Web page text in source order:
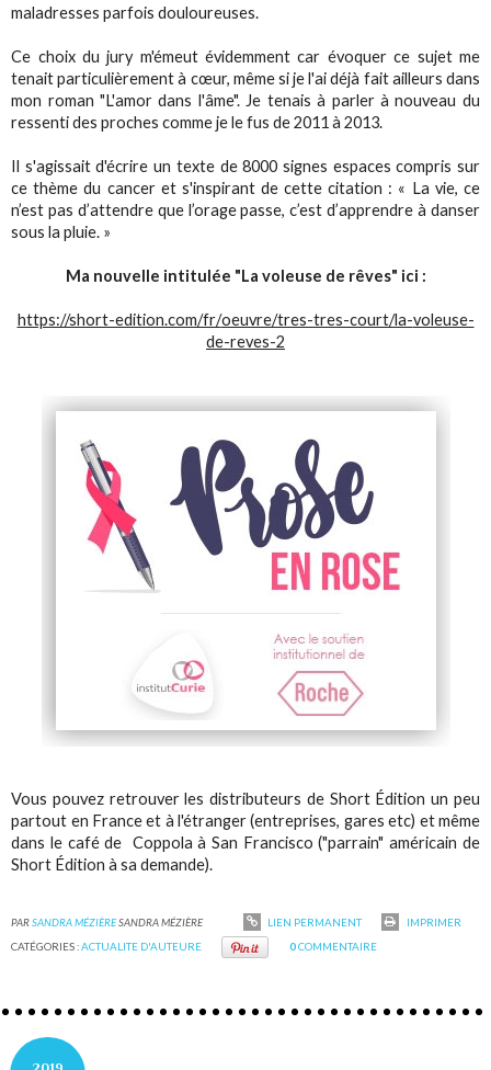
maladresses parfois douloureuses.
Ce choix du jury m'émeut évidemment car évoquer ce sujet me
tenait particulièrement à cœur, même si je l'ai déjà fait ailleurs dans
mon roman "L'amor dans l'âme". Je tenais à parler à nouveau du
ressenti des proches comme je le fus de 2011 à 2013.
Il s'agissait d'écrire un texte de 8000 signes espaces compris sur
ce thème du cancer et s'inspirant de cette citation : « La vie, ce
n’est pas d’attendre que l’orage passe, c’est d’apprendre à danser
sous la pluie. »
Ma nouvelle intitulée "La voleuse de rêves" ici :
https://short-edition.com/fr/oeuvre/tres-tres-court/la-voleuse-
de-reves-2
Vous pouvez retrouver les distributeurs de Short Édition un peu
partout en France et à l'étranger (entreprises, gares etc) et même
dans le café de Coppola à San Francisco ("parrain" américain de
Short Édition à sa demande).
PARSANDRA MÉZIÈRESANDRA MÉZIÈRE LIEN PERMANENT
IMPRIMER
CATÉGORIES :ACTUALITE D'AUTEURE 0COMMENTAIRE